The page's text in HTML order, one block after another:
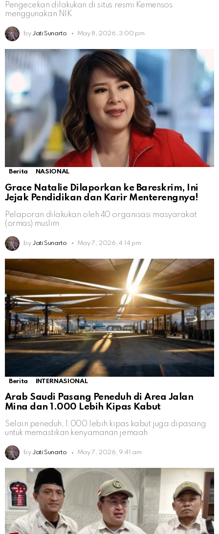
Pengecekan dilakukan di situs resmi Kemensos
menggunakan NIK
by Jati Sunarto May 8, 2026, 3:00 pm
Berita NASIONAL
Grace Natalie Dilaporkan ke Bareskrim, Ini
Jejak Pendidikan dan Karir Menterengnya!
Pelaporan dilakukan oleh 40 organisasi masyarakat
(ormas) muslim
by Jati Sunarto May 7, 2026, 4:14 pm
Berita INTERNASIONAL
Arab Saudi Pasang Peneduh di Area Jalan
Mina dan 1.000 Lebih Kipas Kabut
Selain peneduh, 1.000 lebih kipas kabut juga dipasang
untuk memastikan kenyamanan jemaah
by Jati Sunarto May 7, 2026, 9:41 am